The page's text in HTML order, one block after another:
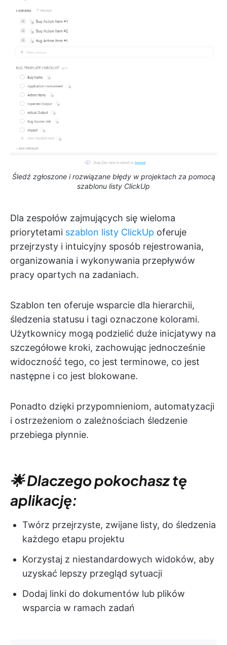
Śledź zgłoszone i rozwiązane błędy w projektach za pomocą
szablonu listy ClickUp
Dla zespołów zajmujących się wieloma
priorytetami szablon listy ClickUp oferuje
przejrzysty i intuicyjny sposób rejestrowania,
organizowania i wykonywania przepływów
pracy opartych na zadaniach.
Szablon ten oferuje wsparcie dla hierarchii,
śledzenia statusu i tagi oznaczone kolorami.
Użytkownicy mogą podzielić duże inicjatywy na
szczegółowe kroki, zachowując jednocześnie
widoczność tego, co jest terminowe, co jest
następne i co jest blokowane.
Ponadto dzięki przypomnieniom, automatyzacji
i ostrzeżeniom o zależnościach śledzenie
przebiega płynnie.
🌟 Dlaczego pokochasz tę
aplikację:
Twórz przejrzyste, zwijane listy, do śledzenia
każdego etapu projektu
Korzystaj z niestandardowych widoków, aby
uzyskać lepszy przegląd sytuacji
Dodaj linki do dokumentów lub plików
wsparcia w ramach zadań